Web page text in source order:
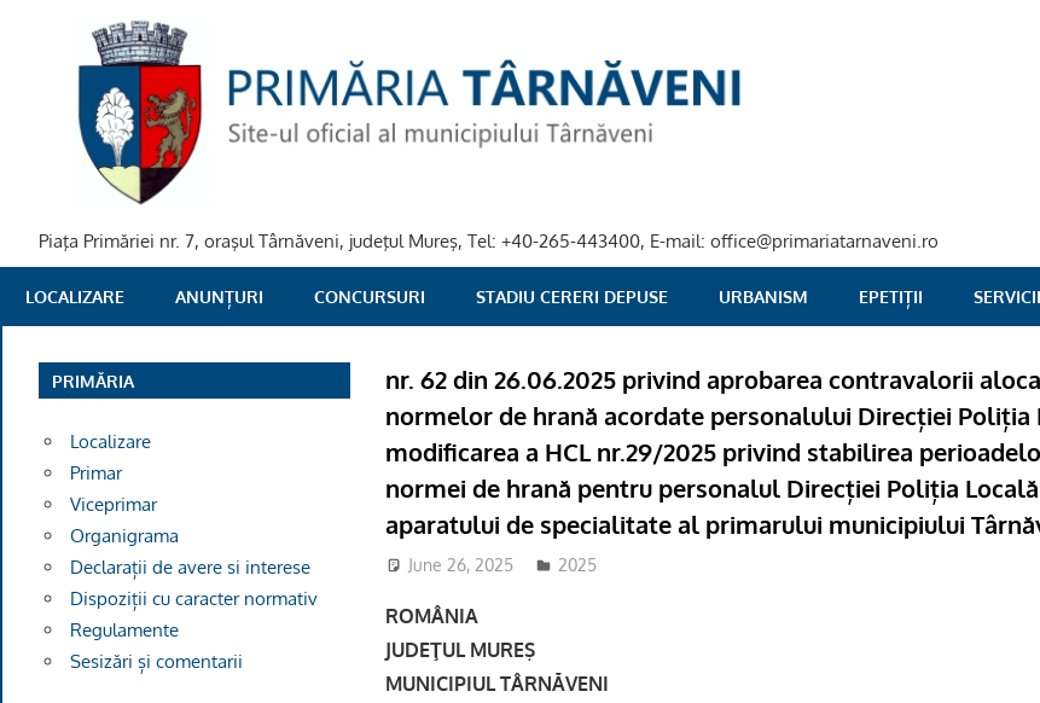
PRIMARIA
TARNAVENI
Piaţa Primăriei nr. 7, oraşul Târnăveni, judeţul Mureş, Tel: +40-265-443400, E-mail: office@primariatarnaveni.ro
LOCALIZARE ANUNȚURI CONCURSURI STADIU CERERI DEPUSE URBANISM EPETIȚII
nr. 62 din 26.06.2025 privind aprobarea contravalorii
normelor de hrană acordate personalului Direcției Poliția
modificarea a HCL nr.29/2025 privind stabilirea
normei de hrană pentru personalul Direcției Poliția
aparatului de specialitate al primarului municipiului
June 26, 2025 adm-mmm
2025
ROMÂNIA
JUDEŢUL MUREŞ
MUNICIPIUL TÂRNĂVENI
PRIMĂRIA
Localizare
Primar
Viceprimar
Organigrama
Declarații de avere si interese
Dispoziții cu caracter normativ
Regulamente
Sesizări și comentarii